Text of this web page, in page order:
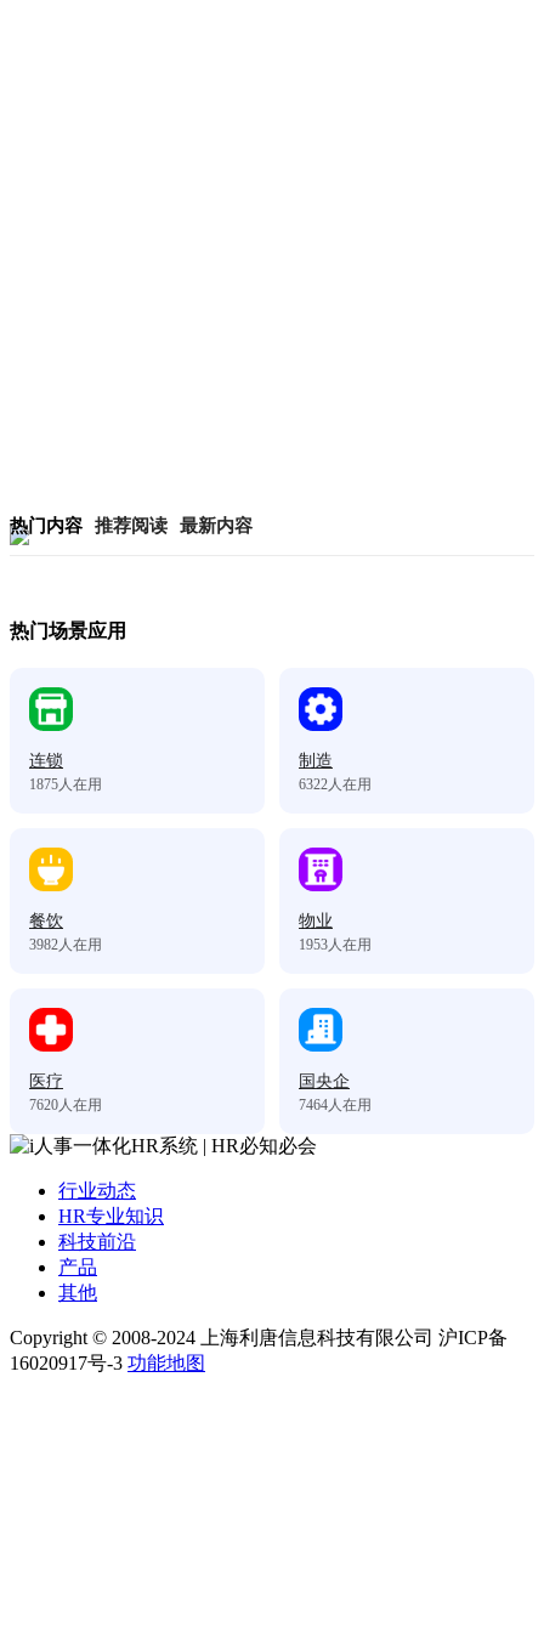
热门内容 推荐阅读 最新内容
热门场景应用
连锁
1875 人在用
制造
6322 人在用
餐饮
3982 人在用
物业
1953 人在用
医疗
7620 人在用
国央企
7464 人在用
行业动态
HR专业知识
科技前沿
产品
其他
Copyright © 2008-2024 上海利唐信息科技有限公司 沪ICP备
16020917号-3 功能地图